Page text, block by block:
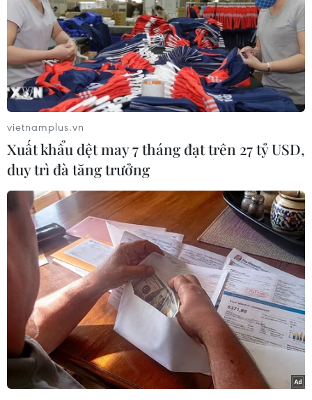
York, Mỹ, ngày 30/6/2021. (Ảnh: AFP/TTXVN)
Trẻ em trên thế giới sẽ phải đối mặt với các hậu
quả của tình trạng biến đổi khí hậu khắc nghiệt
hơn so với thế hệ ông bà của mình hiện nay khi
mà các hiện tượng nắng nóng kéo dài, lũ lụt và
hạn hán được dự báo sẽ tăng vọt trong tương
lai.
Đây là kết quả nghiên cứu do Tổ chức Cứu trợ
trẻ em (Save the Children) cùng Đại học Vrije
Universiteit Brussel (Bỉ) thực hiện và công bố
trên tạp chí Science.
Nghiên cứu dựa trên các cam kết về giảm phát
thải theo Hiệp định Paris về biến đổi khí hậu
năm 2015, theo đó tính toán về nguy cơ khủng
hoảng khí hậu mà trẻ em sinh năm 2020 phải
đối mặt so với thế hệ sinh năm 1960.
Theo báo cáo của Tổ chức Cứu trợ trẻ em, trung
bình, trẻ em sẽ phải hứng chịu số đợt nắng
nóng gấp 7 lần và các đợt hạn hán, lũ lụt cũng
vietnamplus.vn
Xuất khẩu dệt may 7 tháng đạt trên 27 tỷ USD,
duy trì đà tăng trưởng